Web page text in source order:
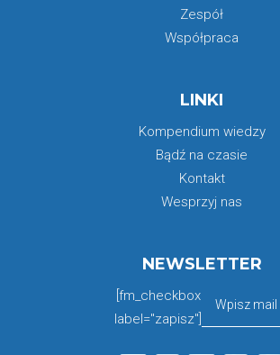
Zespół
Współpraca
LINKI
Kompendium wiedzy
Bądź na czasie
Kontakt
Wesprzyj nas
NEWSLETTER
[fm_checkbox
label="zapisz"]